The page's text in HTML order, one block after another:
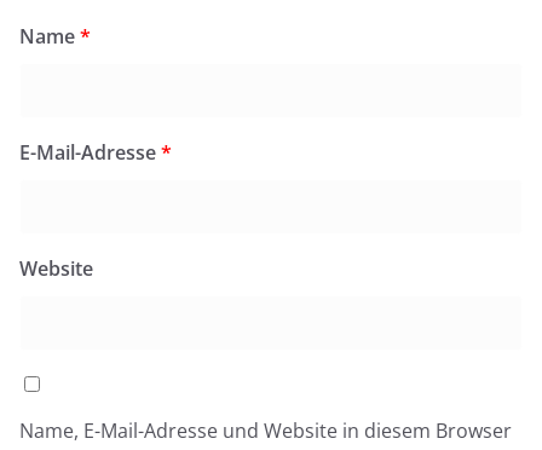
Name*
E-Mail-Adresse*
Website
Name, E-Mail-Adresse und Website in diesem Browser